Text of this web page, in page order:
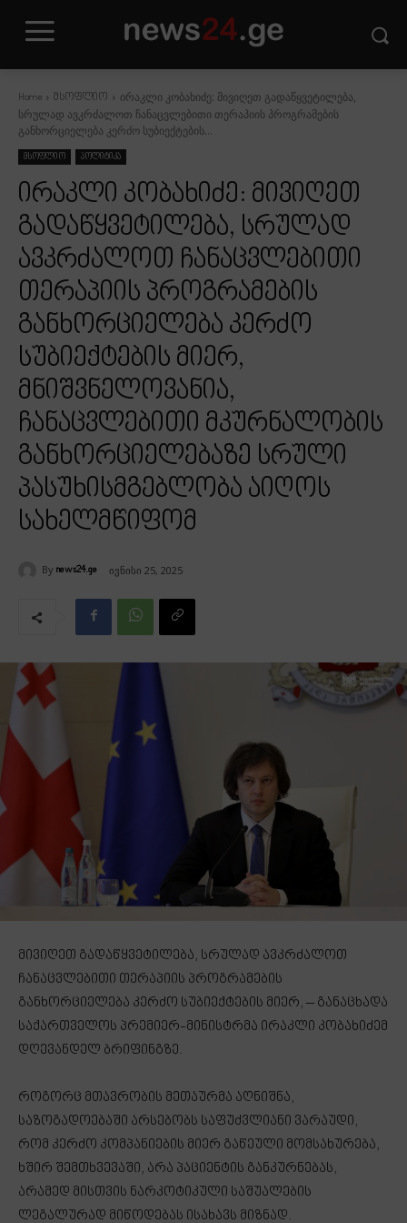
Home მსოფლიო
ირაკლი კობახიძე: მივიღეთ გადაწყვეტილება,
სრულად ავკრძალოთ ჩანაცვლებითი თერაპიის პროგრამების
განხორციელება კერძო სუბიექტების...
მსოფლიო პოლიტიკა
ირაკლი კობახიძე: მივიღეთ
გადაწყვეტილება, სრულად
ავკრძალოთ ჩანაცვლებითი
თერაპიის პროგრამების
განხორციელება კერძო
სუბიექტების მიერ,
მნიშვნელოვანია,
ჩანაცვლებითი მკურნალობის
განხორციელებაზე სრული
პასუხისმგებლობა აიღოს
სახელმწიფომ
By news24.ge ივნისი 25, 2025
მივიღეთ გადაწყვეტილება, სრულად ავკრძალოთ
ჩანაცვლებითი თერაპიის პროგრამების
განხორციელება კერძო სუბიექტების მიერ, – განაცხადა
საქართველოს პრემიერ-მინისტრმა ირაკლი კობახიძემ
დღევანდელ ბრიფინგზე.
როგორც მთავრობის მეთაურმა აღნიშნა,
საზოგადოებაში არსებობს საფუძვლიანი ვარაუდი,
რომ კერძო კომპანიების მიერ გაწეული მომსახურება,
ხშირ შემთხვევაში, არა პაციენტის განკურნებას,
არამედ მისთვის ნარკოტიკული საშუალების
ლეგალურად მიწოდებას ისახავს მიზნად.